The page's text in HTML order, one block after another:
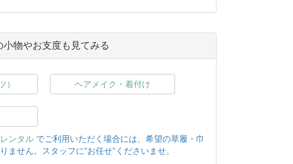
物やお支度も見てみる
） ヘアメイク・着付け
ンタル でご利用いただく場合には、希望の草履・巾
ません。スタッフに”お任せ”くださいませ。